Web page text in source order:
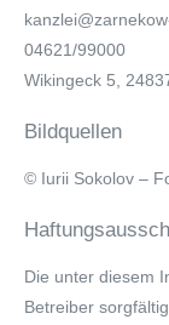
04621/99000
Wikingeck 5,
Bildquellen
© Iurii Sokolov –
Die unter diesem
Betreiber